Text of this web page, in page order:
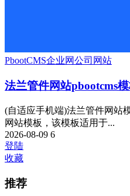
PbootCMS企业网公司网站
法兰管件网站pbootcms
(自适应手机端)法兰管件网站
网站模板，该模板适用于...
2026-08-09 6
登陆
收藏
推荐